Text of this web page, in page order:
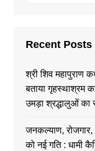
Recent Posts
श्री शिव महापुराण
बताया गृहस्थाश्रम
उमड़ा श्रद्धालुओं का
जनकल्याण, रोजगार,
को नई गति : धामी